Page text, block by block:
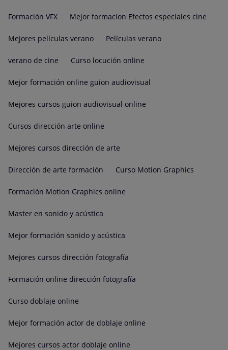
Formación VFX Mejor formacion Efectos especiales cine
Mejores películas verano Películas verano
verano de cine Curso locución online
Mejor formación online guion audiovisual
Mejores cursos guion audiovisual online
Cursos dirección arte online
Mejores cursos dirección de arte
Dirección de arte formación Curso Motion Graphics
Formación Motion Graphics online
Master en sonido y acústica
Mejor formación sonido y acústica
Mejores cursos dirección fotografía
Formación online dirección fotografía
Curso doblaje online
Mejor formación actor de doblaje online
Mejores cursos actor doblaje online